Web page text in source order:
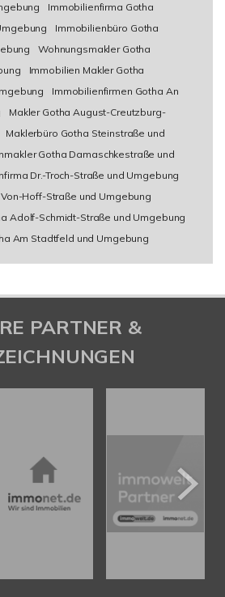
Immobilienfirma Gotha
Immobilienbüro Gotha
Wohnungsmakler Gotha
Immobilien Makler Gotha
Immobilienfirmen Gotha An
Makler Gotha August-Creutzburg-
Maklerbüro Gotha Steinstraße und
Gotha Damaschkestraße und
Dr.-Troch-Straße und Umgebung
Hoff-Straße und Umgebung
Adolf-Schmidt-Straße und Umgebung
Am Stadtfeld und Umgebung
PARTNER &